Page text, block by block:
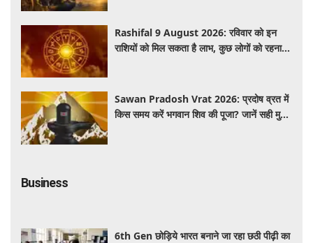
Rashifal 9 August 2026: रविवार को इन
राशियों को मिल सकता है लाभ, कुछ लोगों को रहना
Sawan Pradosh Vrat 2026: प्रदोष व्रत में
किस समय करें भगवान शिव की पूजा? जानें सही मुहूर्त
Business
6th Gen छोड़िये भारत बनाने जा रहा छठी पीढ़ी का